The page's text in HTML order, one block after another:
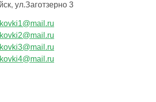
ул.Заготзерно 3